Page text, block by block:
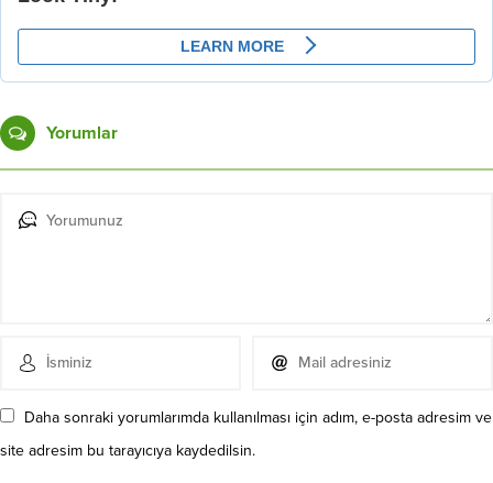
Yorumlar
Daha sonraki yorumlarımda kullanılması için adım, e-posta adresim ve
site adresim bu tarayıcıya kaydedilsin.